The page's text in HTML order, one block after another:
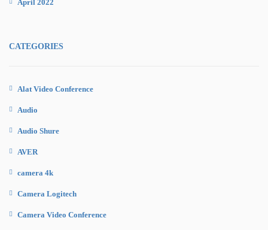
April 2022
CATEGORIES
Alat Video Conference
Audio
Audio Shure
AVER
camera 4k
Camera Logitech
Camera Video Conference